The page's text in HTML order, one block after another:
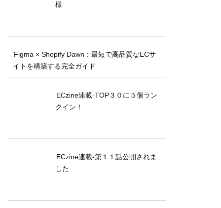
様
Figma × Shopify Dawn：最短で高品質なECサ
イトを構築する完全ガイド
ECzine連載-TOP３０に５個ラン
クイン！
ECzine連載-第１１話公開されま
した